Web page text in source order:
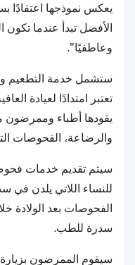
يعكس نموذجها اعتقادًا
الأفضل تبدأ عندما تكون
وعاطفيًا".
ستشمل خدمة التطعيم
تعتبر امتدادًا لعيادة
يقودها أطباء وممرضون
والرضاعة، الفحوصات
سيتم تقديم خدمات
للنساء اللاتي يلدن
سدرة للطب.
سيقوم الممرضون